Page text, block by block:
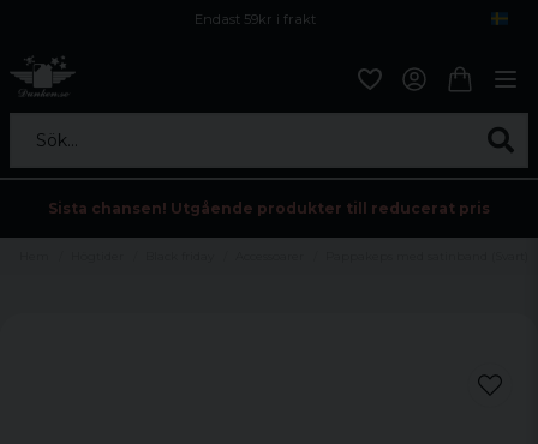
Endast 59kr i frakt
Sök...
Sista chansen! Utgående produkter till reducerat pris